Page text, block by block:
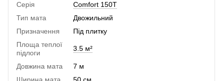
Серія
Comfort 150T
Тип мата
Двожильний
Призначення
Під плитку
Площа теплої
підлоги
3.5 м²
Довжина мата
7 м